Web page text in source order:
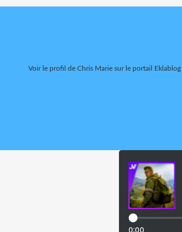
Voir le profil de Chris Mariesur le portail Eklablog
0:00